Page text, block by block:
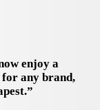
enjoy a
for any brand,